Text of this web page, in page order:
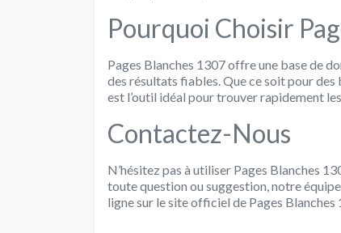
Pourquoi Choisir
Pages Blanches 1307 offre une base de
des résultats fiables. Que ce soit pour
est l’outil idéal pour trouver rapidement
Contactez-Nous
N’hésitez pas à utiliser Pages Blanches
toute question ou suggestion, notre
ligne sur le site officiel de Pages Blanches